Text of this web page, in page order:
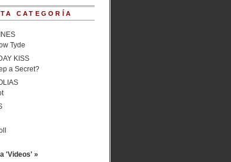
CATEGORÍA
Tyde
KISS
a Secret?
'Videos' »